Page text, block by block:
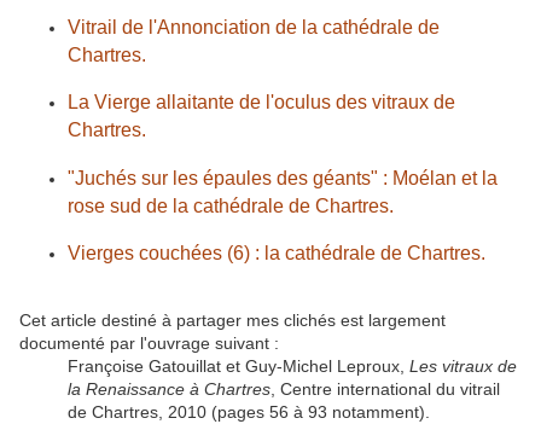
Vitrail de l'Annonciation de la cathédrale de
Chartres.
La Vierge allaitante de l'oculus des vitraux de
Chartres.
"Juchés sur les épaules des géants" : Moélan et la
rose sud de la cathédrale de Chartres.
Vierges couchées (6) : la cathédrale de Chartres.
Cet article destiné à partager mes clichés est largement
documenté par l'ouvrage suivant :
Françoise Gatouillat et Guy-Michel Leproux, Les vitraux de
la Renaissance à Chartres, Centre international du vitrail
de Chartres, 2010 (pages 56 à 93 notamment).